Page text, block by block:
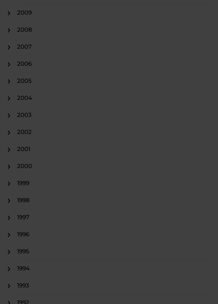
2009
2008
2007
2006
2005
2004
2003
2002
2001
2000
1999
1998
1997
1996
1995
1994
1993
1992